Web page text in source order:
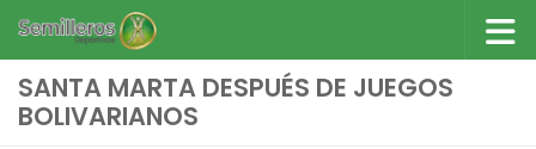
Saltar al contenido
SANTA MARTA DESPUÉS DE JUEGOS
BOLIVARIANOS